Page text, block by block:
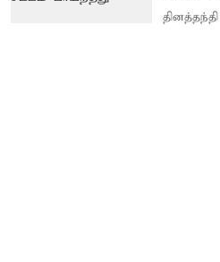
தினத்தந்தி